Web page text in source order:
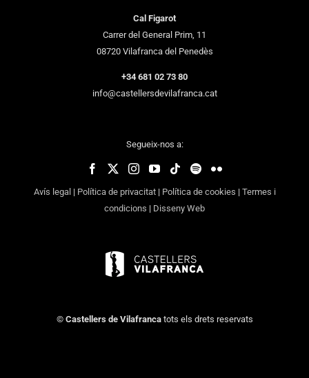
Cal Figarot
Carrer del General Prim, 11
08720 Vilafranca del Penedès
+34 681 02 73 80
info@castellersdevilafranca.cat
Segueix-nos a:
Avís legal| Política de privacitat| Política de cookies | Termes i
condicions | Disseny Web
© Castellers de Vilafrancatots els drets reservats